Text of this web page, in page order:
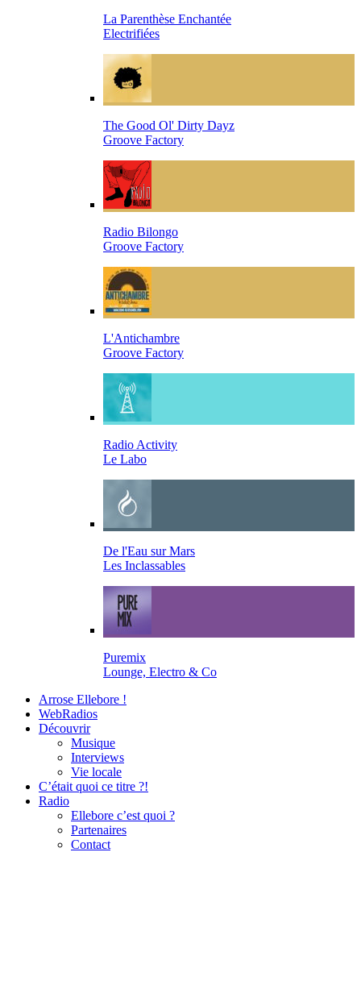
La Parenthèse Enchantée
Electrifiées
The Good Ol' Dirty Dayz
Groove Factory
Radio Bilongo
Groove Factory
L'Antichambre
Groove Factory
Radio Activity
Le Labo
De l'Eau sur Mars
Les Inclassables
Puremix
Lounge, Electro & Co
Arrose Ellebore !
WebRadios
Découvrir
Musique
Interviews
Vie locale
C’était quoi ce titre ?!
Radio
Ellebore c’est quoi ?
Partenaires
Contact